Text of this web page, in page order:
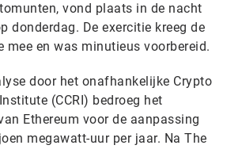
vond plaats in de nacht
donderdag. De exercitie kreeg de
mee en was minutieus voorbereid.
door het onafhankelijke Crypto
(CCRI) bedroeg het
Ethereum voor de aanpassing
megawatt-uur per jaar. Na The